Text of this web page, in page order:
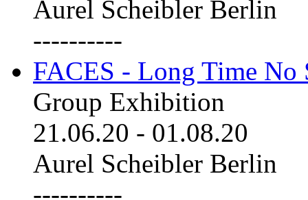
Aurel Scheibler Berlin
----------
FACES - Long Time No
Group Exhibition
21.06.20 - 01.08.20
Aurel Scheibler Berlin
----------